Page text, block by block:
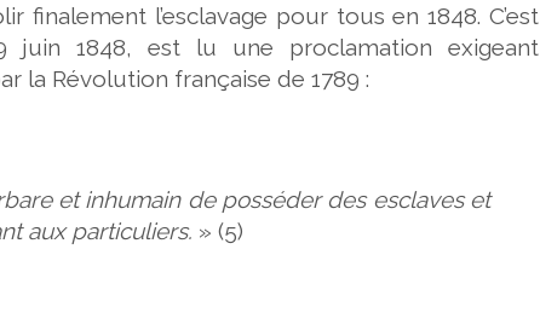
finalement l’esclavage pour tous en 1848. C’est
juin 1848, est lu une proclamation exigeant
la Révolution française de 1789 :
et inhumain de posséder des esclaves et
aux particuliers. » (5)